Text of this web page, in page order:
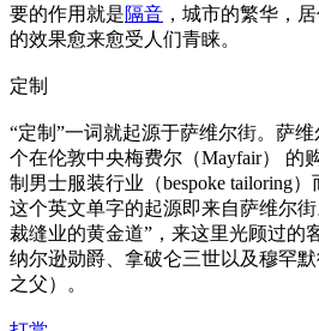
要的作用就是隔音 ，城市的繁华，
的效果愈来愈受人们青睐。
定制
“定制”一词就起源于萨维尔街。萨
个在伦敦中央梅费尔（Mayfair） 的
制男士服装行业（bespoke tailoring）
这个英文单字的起源即来自萨维尔
裁缝业的黄金道”，来这里光顾过的
纳尔逊勋爵、拿破仑三世以及穆罕默
之父）。